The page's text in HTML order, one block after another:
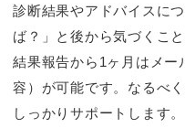
診断結果やアドバイスに
ば？」と後から気づくこと
結果報告から1ヶ月はメー
容）が可能です。なるべ
しっかりサポートします。